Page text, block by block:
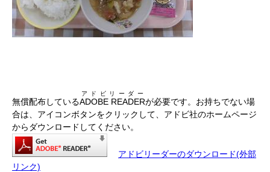
無償配布しているADOBE READER
アドビリーダー
が必要です。お持ちでない場
合は、アイコンボタンをクリックして、アドビ社のホームページ
からダウンロードしてください。
アドビリーダーのダウンロード(外部
リンク)